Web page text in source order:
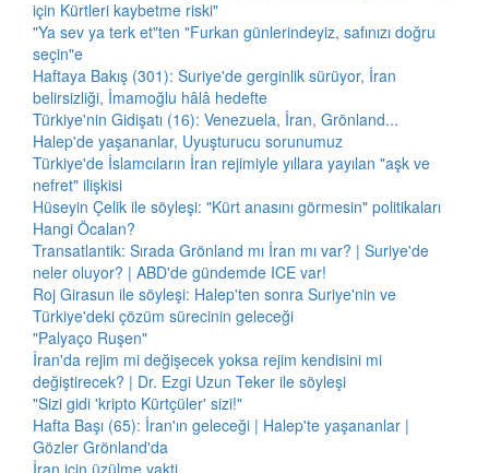
için Kürtleri kaybetme riski"
"Ya sev ya terk et"ten "Furkan günlerindeyiz, safınızı doğru
seçin"e
Haftaya Bakış (301): Suriye'de gerginlik sürüyor, İran
belirsizliği, İmamoğlu hâlâ hedefte
Türkiye'nin Gidişatı (16): Venezuela, İran, Grönland...
Halep'de yaşananlar, Uyuşturucu sorunumuz
Türkiye'de İslamcıların İran rejimiyle yıllara yayılan "aşk ve
nefret" ilişkisi
Hüseyin Çelik ile söyleşi: "Kürt anasını görmesin" politikaları
Hangi Öcalan?
Transatlantik: Sırada Grönland mı İran mı var? | Suriye'de
neler oluyor? | ABD'de gündemde ICE var!
Roj Girasun ile söyleşi: Halep'ten sonra Suriye'nin ve
Türkiye'deki çözüm sürecinin geleceği
"Palyaço Ruşen"
İran'da rejim mi değişecek yoksa rejim kendisini mi
değiştirecek? | Dr. Ezgi Uzun Teker ile söyleşi
"Sizi gidi 'kripto Kürtçüler' sizi!"
Hafta Başı (65): İran'ın geleceği | Halep'te yaşananlar |
Gözler Grönland'da
İran için üzülme vakti